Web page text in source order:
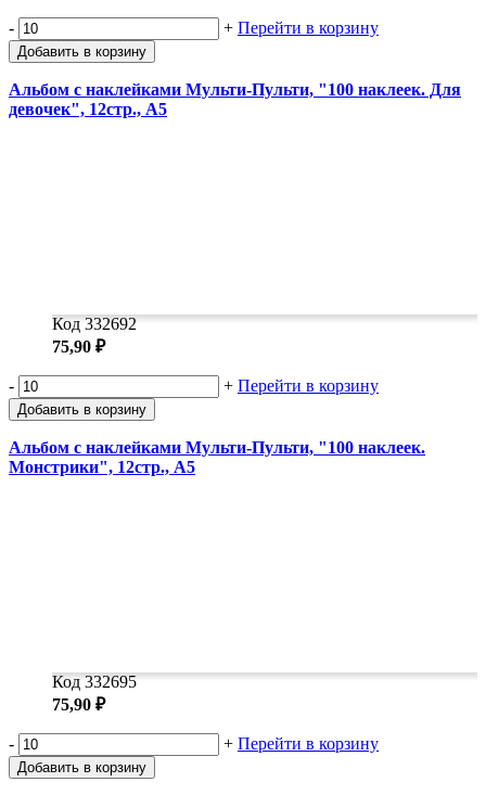
- + Перейти в корзину
Добавить в корзину
Альбом с наклейками Мульти-Пульти, "100 наклеек. Для
девочек", 12стр., А5
Код 332692
75,90 ₽
- + Перейти в корзину
Добавить в корзину
Альбом с наклейками Мульти-Пульти, "100 наклеек.
Монстрики", 12стр., А5
Код 332695
75,90 ₽
- + Перейти в корзину
Добавить в корзину